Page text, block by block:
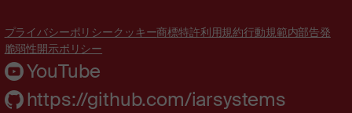
プライバシーポリシークッキー商標特許利用規約行動規範内部告発
脆弱性開示ポリシー
YouTube
https://github.com/iarsystems